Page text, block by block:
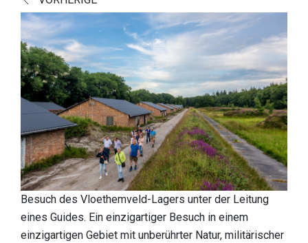
entdecken
Europäische Spitzen-Natur
Kulturhistorische Landschaft
Eine faszinierende Geschichte
Ein Blick auf die Funde
Buch Verborgene Perle
Praktische info
Empfangstore
Spielzone
Besuch des Vloethemveld-Lagers unter der Leitung
eines Guides. Ein einzigartiger Besuch in einem
einzigartigen Gebiet mit unberührter Natur, militärischer